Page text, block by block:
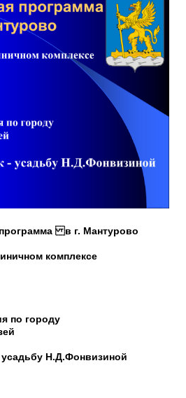
в г. Мантурово
комплексе
по городу
усадьбу Н.Д.Фонвизиной